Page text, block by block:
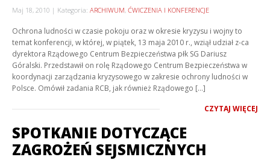
Maj 18, 2010 Kategoria: ARCHIWUM, ĆWICZENIA I KONFERENCJE
Ochrona ludności w czasie pokoju oraz w okresie kryzysu i wojny to
temat konferencji, w której, w piątek, 13 maja 2010 r., wziął udział z-ca
dyrektora Rządowego Centrum Bezpieczeństwa płk SG Dariusz
Góralski. Przedstawił on rolę Rządowego Centrum Bezpieczeństwa w
koordynacji zarządzania kryzysowego w zakresie ochrony ludności w
Polsce. Omówił zadania RCB, jak również Rządowego […]
CZYTAJ WIĘCEJ
SPOTKANIE DOTYCZĄCE
ZAGROŻEŃ SEJSMICZNYCH